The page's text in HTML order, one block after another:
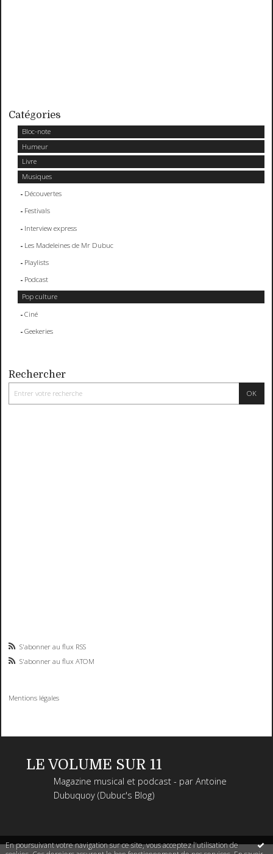
En poursuivant votre navigation sur ce site, vous acceptez l'utilisation de
Catégories
Bloc-note
Humeur
Livre
Musiques
Découvertes
Festivals
Interview express
Les Madeleines de Mr Dubuc
Playlists
Podcast
Pop culture
Ciné
Geekeries
Rechercher
S'abonner au flux RSS
S'abonner au flux ATOM
Mentions légales
LE VOLUME SUR 11
Magazine musical et podcast - par Antoine
Dubuquoy (Dubuc's Blog)